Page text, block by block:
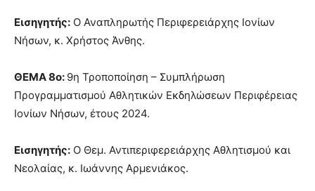
Εισηγητής: Ο Αναπληρωτής Περιφερειάρχης Ιονίων
Νήσων, κ. Χρήστος Άνθης.
ΘΕΜΑ 8ο: 9η Τροποποίηση – Συμπλήρωση
Προγραμματισμού Αθλητικών Εκδηλώσεων Περιφέρειας
Ιονίων Νήσων, έτους 2024.
Εισηγητής: Ο Θεμ. Αντιπεριφερειάρχης Αθλητισμού και
Νεολαίας, κ. Ιωάννης Αρμενιάκος.